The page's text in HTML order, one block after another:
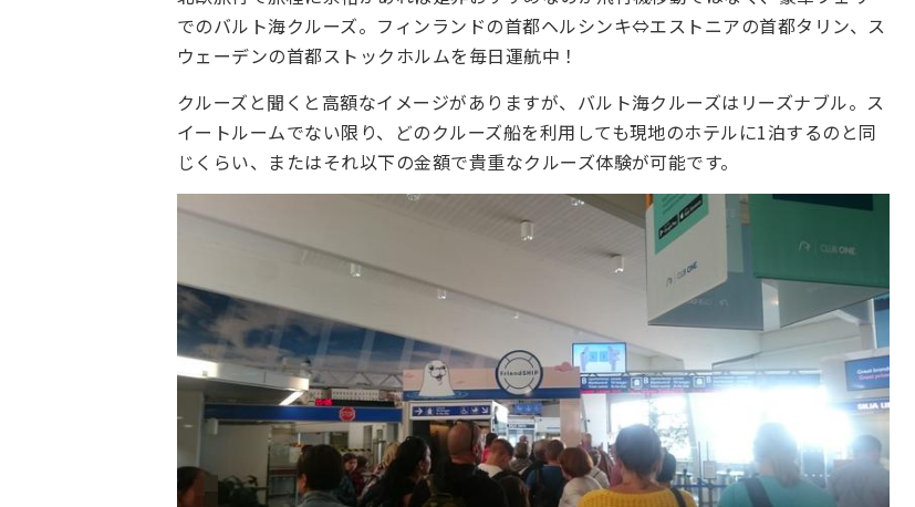
でのバルト海クルーズ。フィンランドの首都ヘルシンキ⇔エストニアの首都タリン、ス
ウェーデンの首都ストックホルムを毎日運航中！
クルーズと聞くと高額なイメージがありますが、バルト海クルーズはリーズナブル。ス
イートルームでない限り、どのクルーズ船を利用しても現地のホテルに1泊するのと同
じくらい、またはそれ以下の金額で貴重なクルーズ体験が可能です。